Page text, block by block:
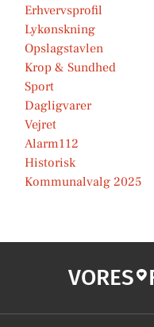
Erhvervsprofil
Lykønskning
Opslagstavlen
Krop & Sundhed
Sport
Dagligvarer
Vejret
Alarm112
Historisk
Kommunalvalg 2025
VORES